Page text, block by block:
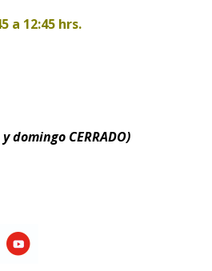
a 12:45 hrs.
domingo CERRADO)